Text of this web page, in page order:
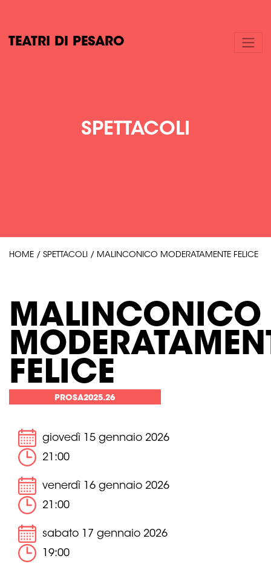
TEATRI DI PESARO
SPETTACOLI
HOME / SPETTACOLI / MALINCONICO MODERATAMENTE FELICE
MALINCONICO
FELICE
PROSA2025.26
giovedì 15 gennaio 2026
21:00
venerdì 16 gennaio 2026
21:00
sabato 17 gennaio 2026
19:00